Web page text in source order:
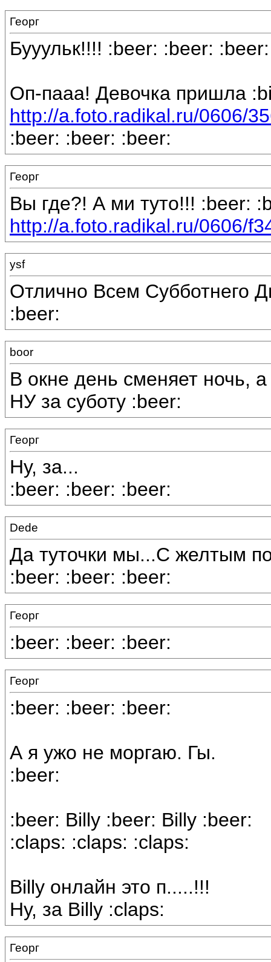
Георг
Бууульк!!!! :beer: :beer: :beer:
Оп-пааа! Девочка пришла
http://a.foto.radikal.ru/0606/
:beer: :beer: :beer:
Георг
Вы где?! А ми туто!!! :beer:
http://a.foto.radikal.ru/0606/
ysf
Отлично Всем Субботнего
:beer:
boor
В окне день сменяет ночь,
НУ за суботу :beer:
Георг
Ну, за...
:beer: :beer: :beer:
Dede
Да туточки мы...С желтым
:beer: :beer: :beer:
Георг
:beer: :beer: :beer:
Георг
:beer: :beer: :beer:
А я ужо не моргаю. Гы.
:beer:
:beer: Billy :beer: Billy :beer:
:claps: :claps: :claps:
Billy онлайн это п.....!!!
Ну, за Billy :claps:
Георг